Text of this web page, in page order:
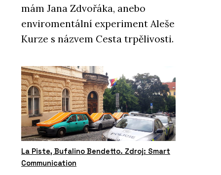
mám Jana Zdvořáka, anebo
enviromentální experiment Aleše
Kurze s názvem Cesta trpělivosti.
La Piste, Bufalino Bendetto. Zdroj: Smart
Communication